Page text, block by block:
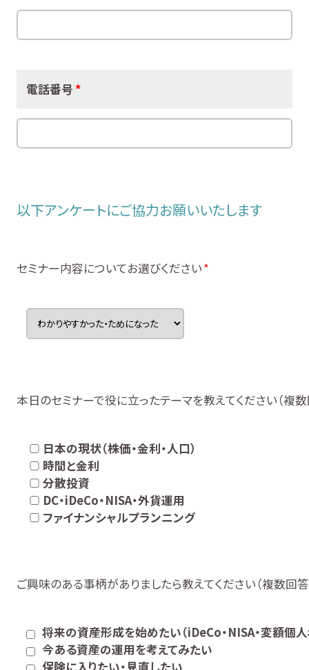
電話番号 *
以下アンケートにご協力お願いいたします
セミナー内容についてお選びください*
本日のセミナーで役に立ったテーマを教えてください（複
日本の現状（株価・金利・人口）
時間と金利
分散投資
DC・iDeCo・NISA・外貨運用
ファイナンシャルプランニング
ご興味のある事柄がありましたら教えてください（複数回答
将来の資産形成を始めたい（iDeCo・NISA・変額個人
今ある資産の運用を考えてみたい